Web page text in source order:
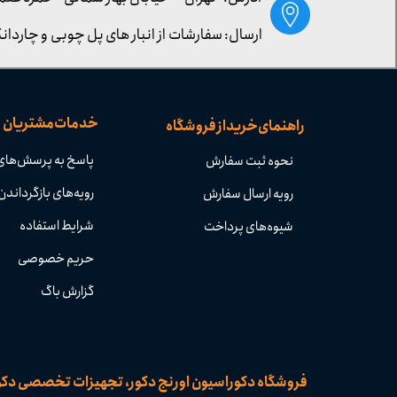
​​فروشگاه دکوراسیون اورنج دکور، تجهیزات تخصصی
راهنمای خرید از فروشگاه
نحوه ثبت سفارش
رویه ارسال سفارش
شیوه‌های پرداخت
خدمات مشتریان
پاسخ به
رویه‌های
شرایط استفاده
حریم خصوصی
گزارش باگ
ارسال: سفارشات از انبار های پل چوبی و